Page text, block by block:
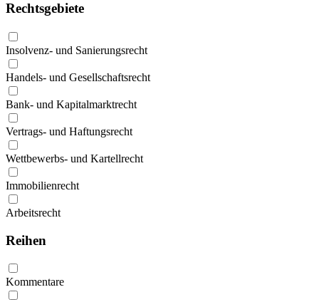
Rechtsgebiete
Insolvenz- und Sanierungsrecht
Handels- und Gesellschaftsrecht
Bank- und Kapitalmarktrecht
Vertrags- und Haftungsrecht
Wettbewerbs- und Kartellrecht
Immobilienrecht
Arbeitsrecht
Reihen
Kommentare